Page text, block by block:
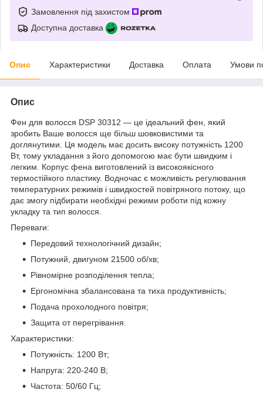
Замовлення під захистом
Доступна доставка
Опис Характеристики Доставка Оплата Умови
Опис
Фен для волосся DSP 30312 — це ідеальний фен, який
зробить Ваше волосся ще більш шовковистими та
доглянутими. Ця модель має досить високу потужність 1200
Вт, тому укладання з його допомогою має бути швидким і
легким. Корпус фена виготовлений із високоякісного
термостійкого пластику. Водночас є можливість регулювання
температурних режимів і швидкостей повітряного потоку, що
дає змогу підбирати необхідні режими роботи під кожну
укладку та тип волосся.
Переваги:
Передовий технологічний дизайн;
Потужний, двигуном 21500 об/хв;
Рівномірне розподілення тепла;
Ергономічна збалансована та тиха продуктивність;
Подача прохолодного повітря;
Защита от перегрівання.
Характеристики:
Потужність: 1200 Вт;
Напруга: 220-240 В;
Частота: 50/60 Гц;